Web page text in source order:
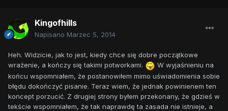
Kingofhills
Napisano Marzec 5, 2014
Heh. Widzicie, jak to jest, kiedy chce się dobre początkowe
wrażenie, a kończy się takimi potworkami.
W wyjaśnieniu na
końcu wspomniałem, że postanowiłem mimo uświadomienia sobie
błędu dokończyć pisanie. Teraz wiem, że jednak powinienem ten
koncept porzucić. Z drugiej strony byłem przekonany, że gdzieś w
tekście wspomniałem, że tak naprawdę ta zasada nie istnieje, a